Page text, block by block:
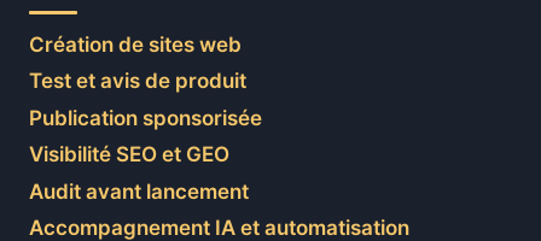
Création de sites web
Test et avis de produit
Publication sponsorisée
Visibilité SEO et GEO
Audit avant lancement
Accompagnement IA et automatisation